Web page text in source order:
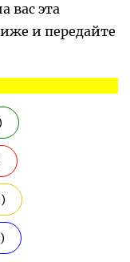
вас эта
и передайте